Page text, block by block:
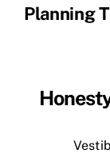
Planning
Image